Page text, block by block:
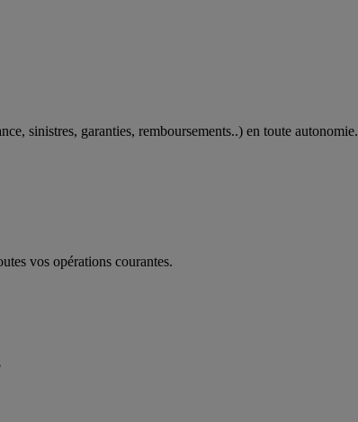
sinistres, garanties, remboursements..) en toute autonomie.
vos opérations courantes.